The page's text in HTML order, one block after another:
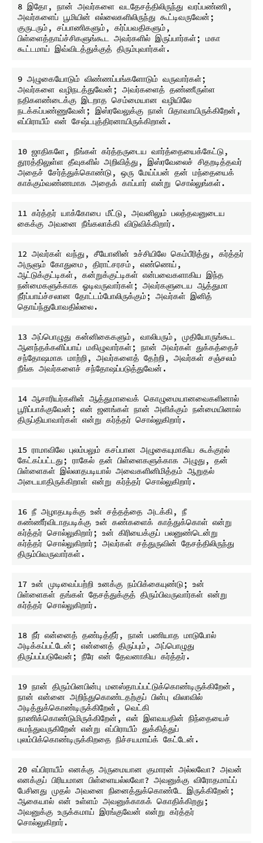
8 இதோ, நான் அவர்களை வடதேசத்திலிருந்து வரப்பண்ணி,
அவர்களைப் பூமியின் எல்லைகளிலிருந்து கூட்டிவருவேன்;
குருடரும், சப்பாணிகளும், கர்ப்பவதிகளும்,
பிள்ளைத்தாய்ச்சிகளுங்கூட அவர்களில் இருப்பார்கள்; மகா
9 அழுகையோடும் விண்ணப்பங்களோடும் வருவார்கள்;
அவர்களை வழிநடத்துவேன்; அவர்களைத் தண்ணீருள்ள
நதிகளண்டைக்கு இடறாத செம்மையான வழியிலே
நடக்கப்பண்ணுவேன்; இஸ்ரவேலுக்கு நான் பிதாவாயிருக்கிறேன்,
10 ஜாதிகளே, நீங்கள் கர்த்தருடைய வார்த்தையைக்கேட்டு,
தூரத்திலுள்ள தீவுகளில் அறிவித்து, இஸ்ரவேலைச் சிதறடித்தவர்
அதைச் சேர்த்துக்கொண்டு, ஒரு மேய்ப்பன் தன் மந்தையைக்
11 கர்த்தர் யாக்கோபை மீட்டு, அவனிலும் பலத்தவனுடைய
12 அவர்கள் வந்து, சீயோனின் உச்சியிலே கெம்பீரித்து, கர்த்தர்
அருளும் கோதுமை, திராட்சரசம், எண்ணெய்,
ஆட்டுக்குட்டிகள், கன்றுக்குட்டிகள் என்பவைகளாகிய இந்த
நன்மைகளுக்காக ஓடிவருவார்கள்; அவர்களுடைய ஆத்துமா
நீர்ப்பாய்ச்சலான தோட்டம்போலிருக்கும்; அவர்கள் இனித்
13 அப்பொழுது கன்னிகைகளும், வாலிபரும், முதியோருங்கூட
ஆனந்தக்களிப்பாய் மகிழுவார்கள்; நான் அவர்கள் துக்கத்தைச்
சந்தோஷமாக மாற்றி, அவர்களைத் தேற்றி, அவர்கள் சஞ்சலம்
14 ஆசாரியர்களின் ஆத்துமாவைக் கொழுமையானவைகளினால்
பூரிப்பாக்குவேன்; என் ஜனங்கள் நான் அளிக்கும் நன்மையினால்
15 ராமாவிலே புலம்பலும் கசப்பான அழுகையுமாகிய கூக்குரல்
கேட்கப்பட்டது; ராகேல் தன் பிள்ளைகளுக்காக அழுது, தன்
பிள்ளைகள் இல்லாதபடியால் அவைகளினிமித்தம் ஆறுதல்
16 நீ அழாதபடிக்கு உன் சத்தத்தை அடக்கி, நீ
கண்ணீர்விடாதபடிக்கு உன் கண்களைக் காத்துக்கொள் என்று
கர்த்தர் சொல்லுகிறார்; உன் கிரியைக்குப் பலனுண்டென்று
கர்த்தர் சொல்லுகிறார்; அவர்கள் சத்துருவின் தேசத்திலிருந்து
17 உன் முடிவைப்பற்றி உனக்கு நம்பிக்கையுண்டு; உன்
பிள்ளைகள் தங்கள் தேசத்துக்குத் திரும்பிவருவார்கள் என்று
18 நீர் என்னைத் தண்டித்தீர், நான் பணியாத மாடுபோல்
அடிக்கப்பட்டேன்; என்னைத் திருப்பும், அப்பொழுது
19 நான் திரும்பினபின்பு மனஸ்தாபப்பட்டுக்கொண்டிருக்கிறேன்,
நான் என்னை அறிந்துகொண்டதற்குப் பின்பு விலாவில்
அடித்துக்கொண்டிருக்கிறேன், வெட்கி
நாணிக்கொண்டுமிருக்கிறேன், என் இளவயதின் நிந்தையைச்
சுமந்துவருகிறேன் என்று எப்பிராயீம் துக்கித்துப்
20 எப்பிராயீம் எனக்கு அருமையான குமாரன் அல்லவோ? அவன்
எனக்குப் பிரியமான பிள்ளையல்லவோ? அவனுக்கு விரோதமாய்ப்
பேசினது முதல் அவனை நினைத்துக்கொண்டே இருக்கிறேன்;
ஆகையால் என் உள்ளம் அவனுக்காகக் கொதிக்கிறது;
அவனுக்கு உருக்கமாய் இரங்குவேன் என்று கர்த்தர்